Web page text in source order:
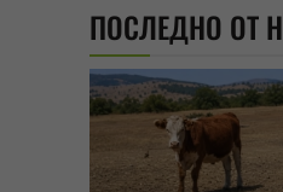
ПОСЛЕДНО ОТ